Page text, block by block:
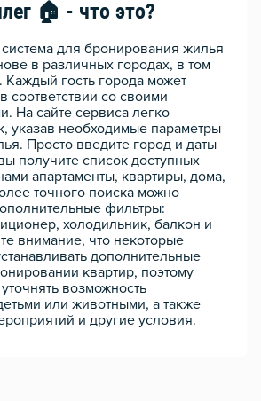
🏠 - что это?
для бронирования жилья
в различных городах, в том
Каждый гость города может
соответствии со своими
На сайте сервиса легко
указав необходимые параметры
Просто введите город и даты
получите список доступных
апартаменты, квартиры, дома,
точного поиска можно
фильтры:
холодильник, балкон и
внимание, что некоторые
дополнительные
квартир, поэтому
возможность
или животными, а также
и другие условия.